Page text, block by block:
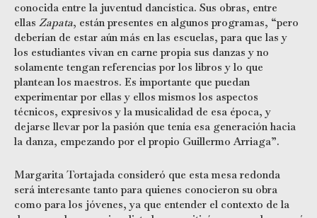
conocida entre la juventud dancística. Sus obras, entre
ellas Zapata, están presentes en algunos programas, “pero
deberían de estar aún más en las escuelas, para que las y
los estudiantes vivan en carne propia sus danzas y no
solamente tengan referencias por los libros y lo que
plantean los maestros. Es importante que puedan
experimentar por ellas y ellos mismos los aspectos
técnicos, expresivos y la musicalidad de esa época, y
dejarse llevar por la pasión que tenía esa generación hacia
la danza, empezando por el propio Guillermo Arriaga”.
Margarita Tortajada consideró que esta mesa redonda
será interesante tanto para quienes conocieron su obra
como para los jóvenes, ya que entender el contexto de la